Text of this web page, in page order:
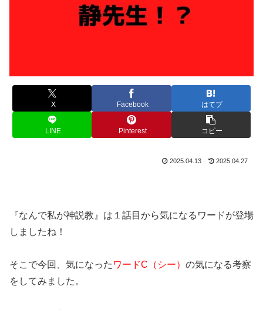
X Facebook はてブ
LINE Pinterest コピー
2025.04.13 2025.04.27
『なんで私が神説教』は１話目から気になるワードが登場
しましたね！
そこで今回、気になった ワードC（シー） の気になる考察
をしてみました。